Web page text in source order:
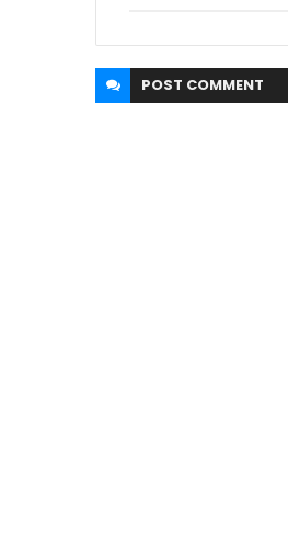
POST COMMENT